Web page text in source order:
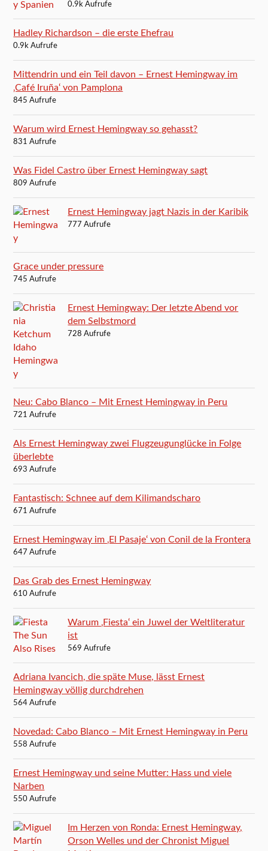
0.9k Aufrufe
Hadley Richardson – die erste Ehefrau
0.9k Aufrufe
Mittendrin und ein Teil davon – Ernest Hemingway im
‚Café Iruña‘ von Pamplona
845 Aufrufe
Warum wird Ernest Hemingway so gehasst?
831 Aufrufe
Was Fidel Castro über Ernest Hemingway sagt
809 Aufrufe
Ernest Hemingway jagt Nazis in der Karibik
777 Aufrufe
Grace under pressure
745 Aufrufe
Ernest Hemingway: Der letzte Abend vor
dem Selbstmord
728 Aufrufe
Neu: Cabo Blanco – Mit Ernest Hemingway in Peru
721 Aufrufe
Als Ernest Hemingway zwei Flugzeugunglücke in Folge
überlebte
693 Aufrufe
Fantastisch: Schnee auf dem Kilimandscharo
671 Aufrufe
Ernest Hemingway im ‚El Pasaje‘ von Conil de la Frontera
647 Aufrufe
Das Grab des Ernest Hemingway
610 Aufrufe
Warum ‚Fiesta‘ ein Juwel der Weltliteratur
ist
569 Aufrufe
Adriana Ivancich, die späte Muse, lässt Ernest
Hemingway völlig durchdrehen
564 Aufrufe
Novedad: Cabo Blanco – Mit Ernest Hemingway in Peru
558 Aufrufe
Ernest Hemingway und seine Mutter: Hass und viele
Narben
550 Aufrufe
Im Herzen von Ronda: Ernest Hemingway,
Orson Welles und der Chronist Miguel